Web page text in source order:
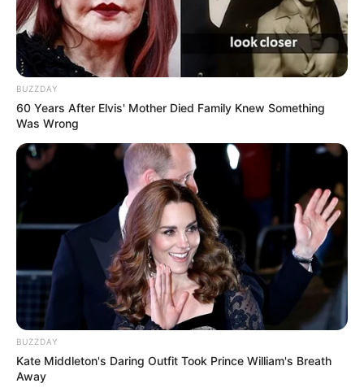
6. Membuat Mr. Krab alias kepiting semudah
membuat huruf C yang digabung-gabung sehingga
terbentuk hewan bercapit
BUZZDAY
60 Years After Elvis' Mother Died Family Knew Something
Was Wrong
BUZZDAY
Kate Middleton's Daring Outfit Took Prince William's Breath
Away